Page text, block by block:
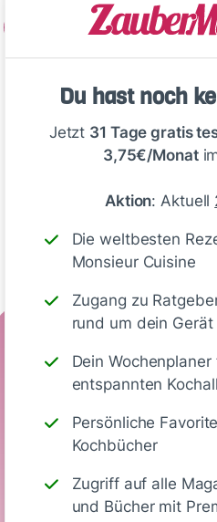
Du hast noch
Jetzt 31 Tage gratis
3,75€/Monat
Aktion: Aktuell
Die weltbesten
Monsieur Cuisine
Zugang zu
rund um dein Gerät
Dein
entspannten
Persönliche
Kochbücher
Zugriff auf alle
und Bücher mit
Hähnchenbrustfilet
Deine Notizen
Nährwerte
Kalorien
32 g
Eiweiß